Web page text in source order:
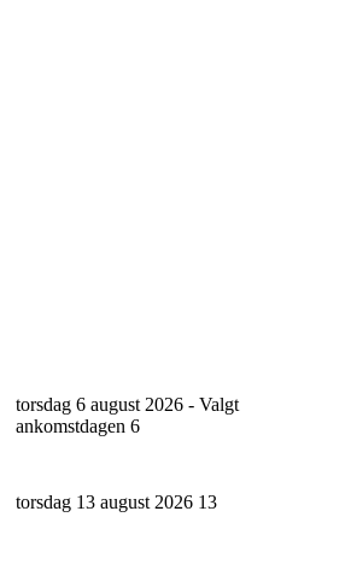
torsdag 6 august 2026 - Valgt
ankomstdagen 6
torsdag 13 august 2026 13